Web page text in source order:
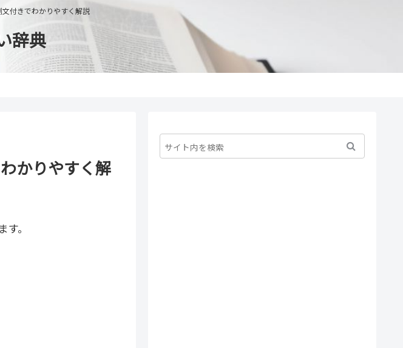
付きでわかりやすく解説
辞典
かりやすく解
。